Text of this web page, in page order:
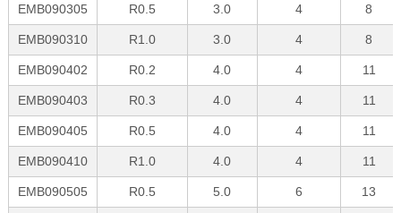
EMB090305 R0.5 3.0 4 8
EMB090310 R1.0 3.0 4 8
EMB090402 R0.2 4.0 4 11
EMB090403 R0.3 4.0 4 11
EMB090405 R0.5 4.0 4 11
EMB090410 R1.0 4.0 4 11
EMB090505 R0.5 5.0 6 13